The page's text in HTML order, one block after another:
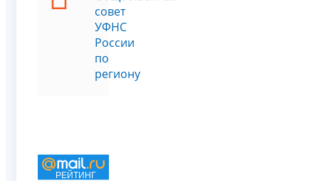
совет
УФНС
России
по
региону
РЕЙТИНГ